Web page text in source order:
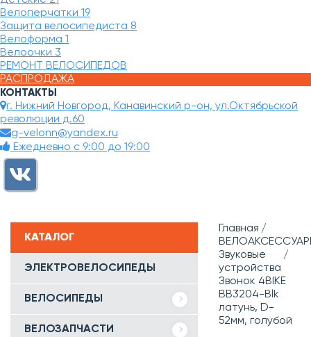
Велоперчатки 19
Защита велосипедиста 8
Велоформа 1
Велоочки 3
РЕМОНТ ВЕЛОСИПЕДОВ
РАСПРОДАЖА
КОНТАКТЫ
г. Нижний Новгород, Канавинский р-он, ул.Октябрьской
революции д.60
g-velonn@yandex.ru
Ежедневно с 9:00 до 19:00
КАТАЛОГ
ЭЛЕКТРОВЕЛОСИПЕДЫ
ВЕЛОСИПЕДЫ
ВЕЛОЗАПЧАСТИ
Главная
Звуковые
устройства
Звонок 4BIKE
BB3204-Blk
латунь, D-
52мм, голубой